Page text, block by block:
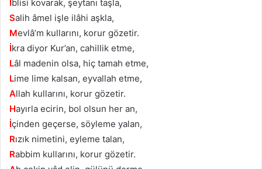
İblisi kovarak, şeytanı taşla,
Salih âmel işle ilâhi aşkla,
Mevlâ’m kullarını, korur gözetir.
İkra diyor Kur’an, cahillik etme,
Lâl madenin olsa, hiç tamah etme,
Lime lime kalsan, eyvallah etme,
Allah kullarını, korur gözetir.
Hayırla ecirin, bol olsun her an,
İçinden geçerse, söyleme yalan,
Rızık nimetini, eyleme talan,
Rabbim kullarını, korur gözetir.